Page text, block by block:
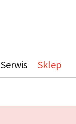
Serwis Sklep